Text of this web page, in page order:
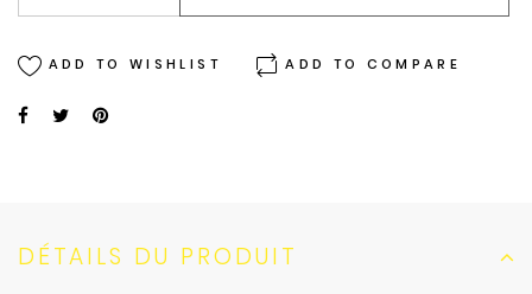
ADD TO WISHLIST ADD TO COMPARE
DÉTAILS DU PRODUIT